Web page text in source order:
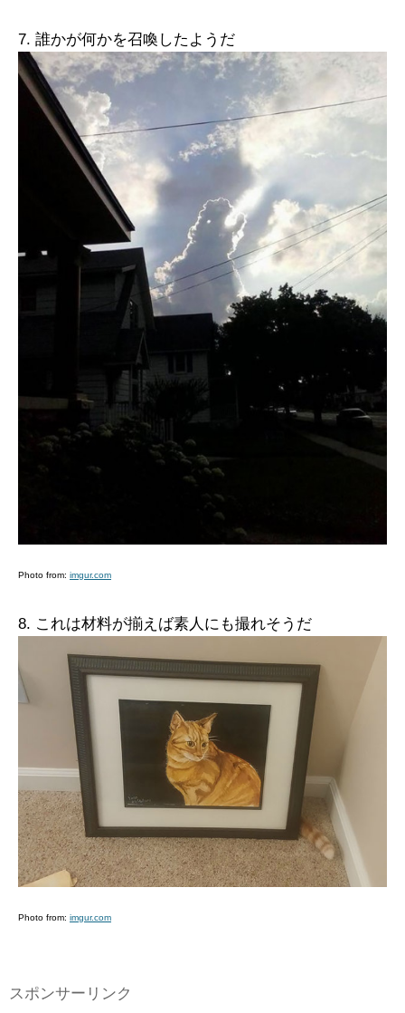
7. 誰かが何かを召喚したようだ
Photo from: imgur.com
8. これは材料が揃えば素人にも撮れそうだ
Photo from: imgur.com
スポンサーリンク